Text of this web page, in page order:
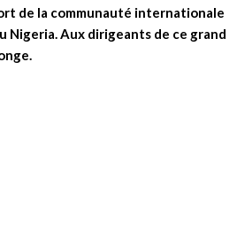
de la communauté internationale
Nigeria. Aux dirigeants de ce grand